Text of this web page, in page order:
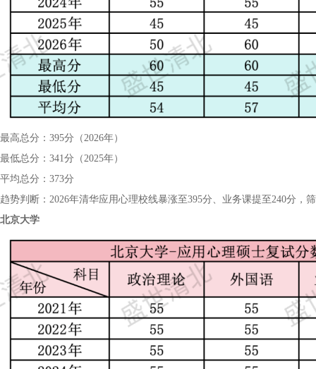
最高总分：395分（2026年）
最低总分：341分（2025年）
平均总分：373分
趋势判断：2026年清华应用心理校线暴涨至395分、业务课提至240分，
北京大学